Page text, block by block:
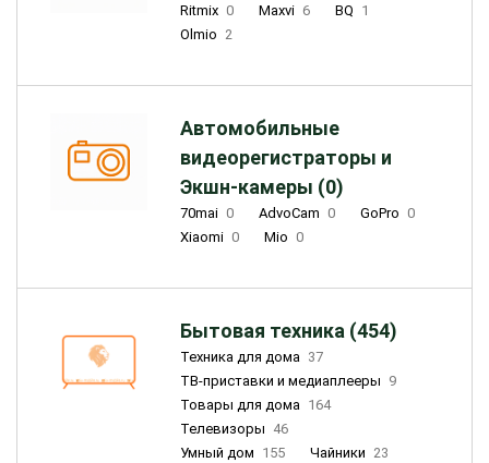
Ritmix 0 Maxvi 6 BQ 1
Olmio 2
Автомобильные
видеорегистраторы и
Экшн-камеры (0)
70mai 0 AdvoCam 0 GoPro 0
Xiaomi 0 Mio 0
Бытовая техника (454)
Техника для дома 37
ТВ-приставки и медиаплееры 9
Товары для дома 164
Телевизоры 46
Умный дом 155 Чайники 23